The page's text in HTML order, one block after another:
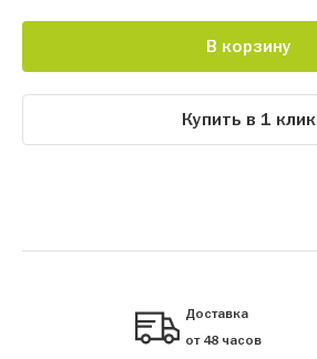
В корзину
Купить в 1 клик
Доставка
от 48 часов